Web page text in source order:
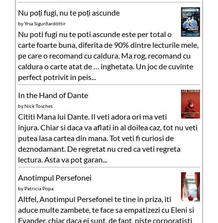
Nu poți fugi, nu te poți ascunde
byYrsa Sigurðardóttir
Nu poti fugi nu te poti ascunde este per total o
carte foarte buna, diferita de 90% dintre lecturile mele,
pe care o recomand cu caldura. Ma rog, recomand cu
caldura o carte atat de … inghetata. Un joc de cuvinte
perfect potrivit in peis...
In the Hand of Dante
byNick Tosches
Cititi Mana lui Dante. Il veti adora ori ma veti
injura. Chiar si daca va aflati in al doilea caz, tot nu veti
putea lasa cartea din mana. Tot veti fi curiosi de
deznodamant. De regretat nu cred ca veti regreta
lectura. Asta va pot garan...
Anotimpul Persefonei
by Patricia Popa
Altfel, Anotimpul Persefonei te tine in priza, iti
aduce multe zambete, te face sa empatizezi cu Eleni si
Evander, chiar daca ei sunt, de fapt, niste corporatisti